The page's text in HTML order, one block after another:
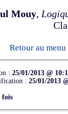
Mouy,
Retour au
: 25/01/2013 @
: 25/01/2013
fois